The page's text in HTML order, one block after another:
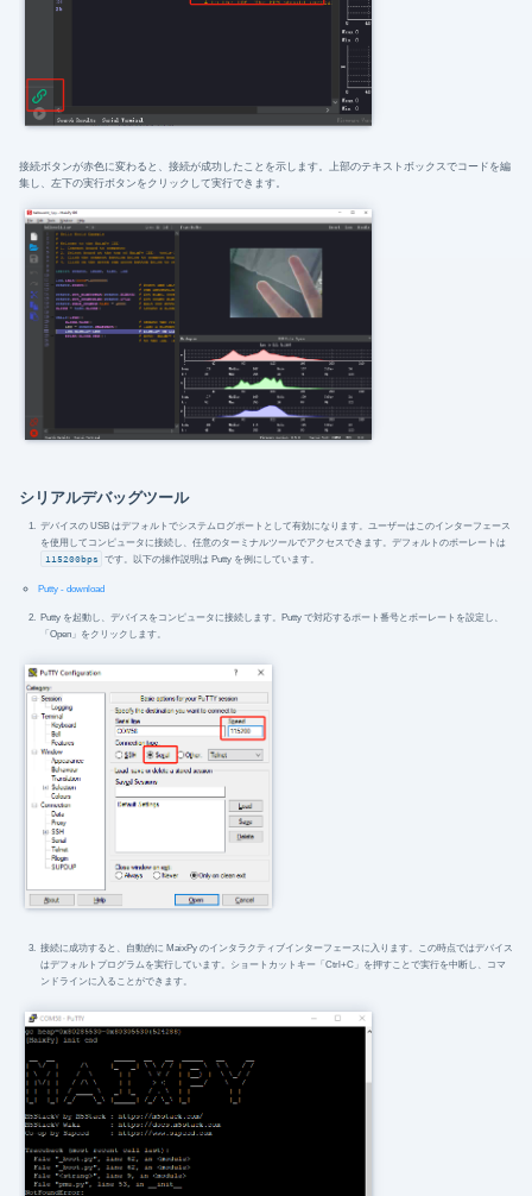
接続ボタンが赤色に変わると、接続が成功したことを示します。上部のテキストボックスでコードを編
集し、左下の実行ボタンをクリックして実行できます。
シリアルデバッグツール
デバイスの USB はデフォルトでシステムログポートとして有効になります。ユーザーはこのインターフェース
を使用してコンピュータに接続し、任意のターミナルツールでアクセスできます。デフォルトのボーレートは
115200bps です。以下の操作説明は Putty を例にしています。
Putty - download
Putty を起動し、デバイスをコンピュータに接続します。Putty で対応するポート番号とボーレートを設定し、
「Open」をクリックします。
接続に成功すると、自動的に MaixPy のインタラクティブインターフェースに入ります。この時点ではデバイス
はデフォルトプログラムを実行しています。ショートカットキー「Ctrl+C」を押すことで実行を中断し、コマ
ンドラインに入ることができます。